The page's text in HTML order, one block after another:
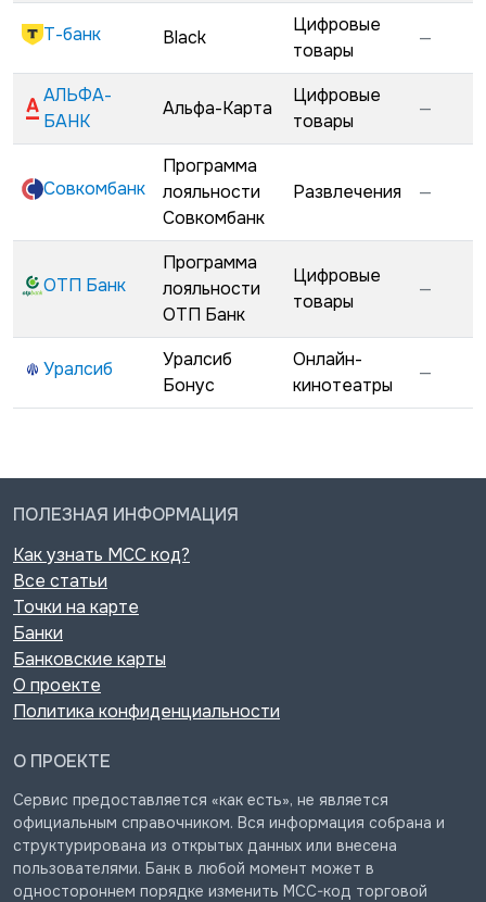
Т-банк Black
Цифровые
товары
—
АЛЬФА-
БАНК
Альфа-Карта
Цифровые
товары
—
Совкомбанк
Программа
лояльности
Совкомбанк
Развлечения —
ОТП Банк
Программа
лояльности
ОТП Банк
Цифровые
товары
—
Уралсиб
Уралсиб
Бонус
Онлайн-
кинотеатры
—
ПОЛЕЗНАЯ ИНФОРМАЦИЯ
Как узнать MCC код?
Все статьи
Точки на карте
Банки
Банковские карты
О проекте
Политика конфиденциальности
О ПРОЕКТЕ
Сервис предоставляется «как есть», не является
официальным справочником. Вся информация собрана и
структурирована из открытых данных или внесена
пользователями. Банк в любой момент может в
одностороннем порядке изменить MCC-код торговой